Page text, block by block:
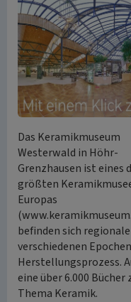
Das Keramikmuseum
Westerwald in Höhr-
Grenzhausen ist eines
größten
Europas
befinden sich
verschiedenen
Herstellungsprozess.
eine über 6.000
Thema Keramik.